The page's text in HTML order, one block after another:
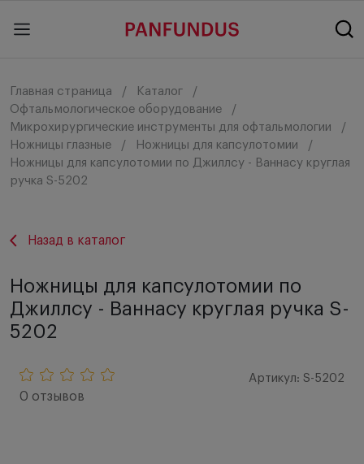
Главная страница
Каталог
Офтальмологическое оборудование
Микрохирургические инструменты для офтальмологии
Ножницы глазные
Ножницы для капсулотомии
Ножницы для капсулотомии по Джиллсу - Ваннасу круглая
ручка S-5202
Назад в каталог
Ножницы для капсулотомии по
Джиллсу - Ваннасу круглая ручка S-
5202
0 отзывов
Артикул: S-5202